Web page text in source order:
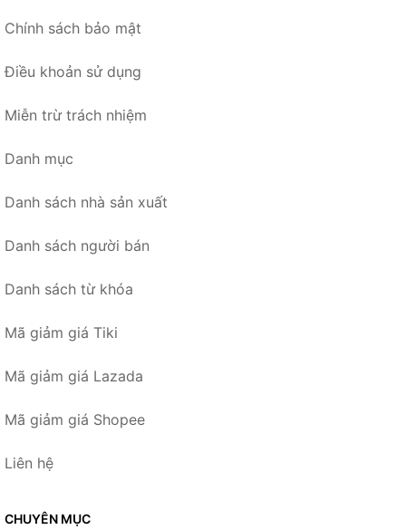
Chính sách bảo mật
Điều khoản sử dụng
Miễn trừ trách nhiệm
Danh mục
Danh sách nhà sản xuất
Danh sách người bán
Danh sách từ khóa
Mã giảm giá Tiki
Mã giảm giá Lazada
Mã giảm giá Shopee
Liên hệ
CHUYÊN MỤC